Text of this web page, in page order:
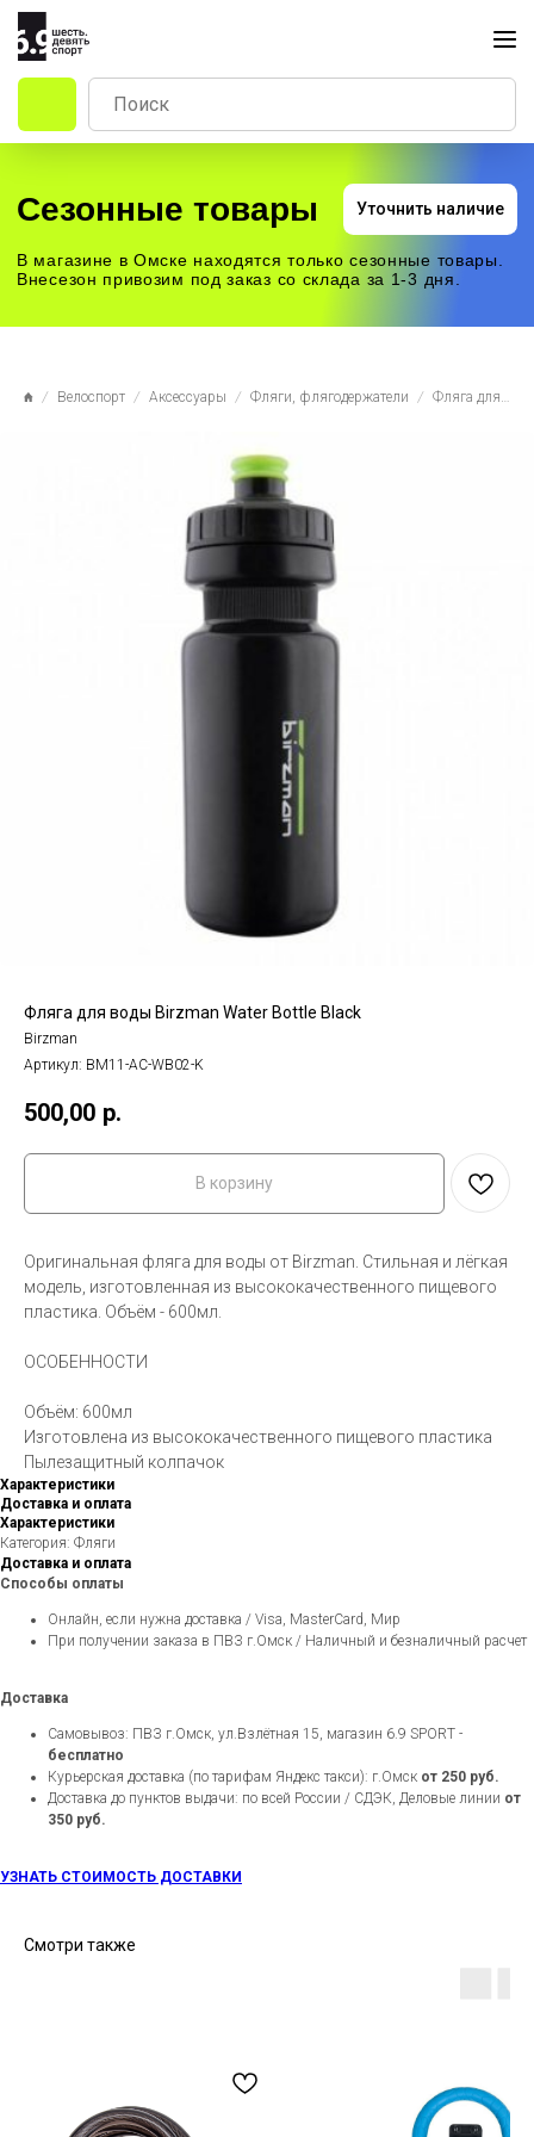
Сезонные товары
В магазине в Омске находятся только сезонные товары.
Внесезон привозим под заказ со склада за 1-3 дня.
Велоспорт Аксессуары Фляги, флягодержатели Фляга для воды Birzman Water Bottle Black
Фляга для воды Birzman Water Bottle Black
Birzman
Артикул: BM11-AC-WB02-K
500,00 р.
В корзину
Оригинальная фляга для воды от Birzman. Стильная и лёгкая
модель, изготовленная из высококачественного пищевого
пластика. Объём - 600мл.
ОСОБЕННОСТИ
Объём: 600мл
Изготовлена из высококачественного пищевого пластика
Пылезащитный колпачок
Характеристики
Доставка и оплата
Характеристики
Категория: Фляги
Доставка и оплата
Способы оплаты
Онлайн, если нужна доставка / Visa, MasterCard, Мир
При получении заказа в ПВЗ г.Омск / Наличный и безналичный расчет
Доставка
Самовывоз: ПВЗ г.Омск, ул.Взлётная 15, магазин 6.9 SPORT -
бесплатно
Курьерская доставка (по тарифам Яндекс такси): г.Омск от 250 руб.
Доставка до пунктов выдачи: по всей России / СДЭК, Деловые линии от
350 руб.
УЗНАТЬ СТОИМОСТЬ ДОСТАВКИ
Смотри также